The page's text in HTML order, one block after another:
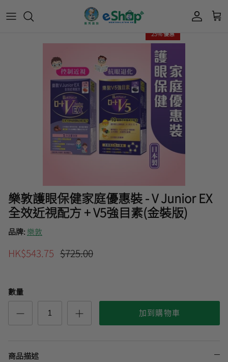
面部護理
身體護理
眼睛護理
頭髮護理
護膚用品
個人護理用品
護眼產品
保健產品
Mentholatum
樂敦 Rohto
肌研 Hada
Labo
品牌歷史及企業宗旨
為消費者提供潤唇膏、男士護膚、女士護膚、
防曬、抗痘等護膚品、50惠養髮及樂敦眼藥水
藥品等產品，以滿足香港不同消費者的需要。
曼秀雷敦
Oxy 優惠券
肌研極潤保濕冰感霜優惠券
肌研極潤保濕化妝水現金券
會員獎賞計劃
積分兌換獎賞教學
肌研 Hada Labo 優惠
網店獨家套裝🌟
短期貨特價區
25% 優惠
樂敦護眼保健家庭優惠裝 - V Junior EX
全效近視配方 + V5強目素(金裝版)
品牌: 樂敦
HK$543.75 $725.00
數量
加到購物車
商品描述